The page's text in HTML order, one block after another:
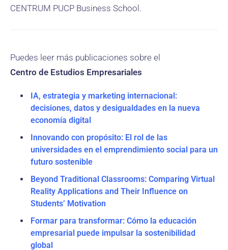
CENTRUM PUCP Business School.
Puedes leer más publicaciones sobre el
Centro de Estudios Empresariales
IA, estrategia y marketing internacional:
decisiones, datos y desigualdades en la nueva
economía digital
Innovando con propósito: El rol de las
universidades en el emprendimiento social para un
futuro sostenible
Beyond Traditional Classrooms: Comparing Virtual
Reality Applications and Their Influence on
Students’ Motivation
Formar para transformar: Cómo la educación
empresarial puede impulsar la sostenibilidad
global